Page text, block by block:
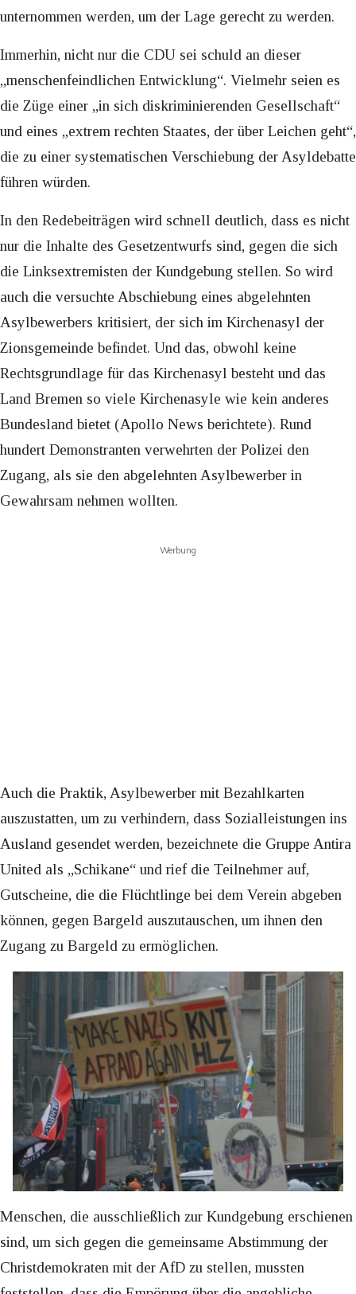
unternommen werden, um der Lage gerecht zu werden.
Immerhin, nicht nur die CDU sei schuld an dieser
„menschenfeindlichen Entwicklung“. Vielmehr seien es
die Züge einer „in sich diskriminierenden Gesellschaft“
und eines „extrem rechten Staates, der über Leichen geht“,
die zu einer systematischen Verschiebung der Asyldebatte
führen würden.
In den Redebeiträgen wird schnell deutlich, dass es nicht
nur die Inhalte des Gesetzentwurfs sind, gegen die sich
die Linksextremisten der Kundgebung stellen. So wird
auch die versuchte Abschiebung eines abgelehnten
Asylbewerbers kritisiert, der sich im Kirchenasyl der
Zionsgemeinde befindet. Und das, obwohl keine
Rechtsgrundlage für das Kirchenasyl besteht und das
Land Bremen so viele Kirchenasyle wie kein anderes
Bundesland bietet (Apollo News berichtete). Rund
hundert Demonstranten verwehrten der Polizei den
Zugang, als sie den abgelehnten Asylbewerber in
Gewahrsam nehmen wollten.
Werbung
Auch die Praktik, Asylbewerber mit Bezahlkarten
auszustatten, um zu verhindern, dass Sozialleistungen ins
Ausland gesendet werden, bezeichnete die Gruppe Antira
United als „Schikane“ und rief die Teilnehmer auf,
Gutscheine, die die Flüchtlinge bei dem Verein abgeben
können, gegen Bargeld auszutauschen, um ihnen den
Zugang zu Bargeld zu ermöglichen.
Menschen, die ausschließlich zur Kundgebung erschienen
sind, um sich gegen die gemeinsame Abstimmung der
Christdemokraten mit der AfD zu stellen, mussten